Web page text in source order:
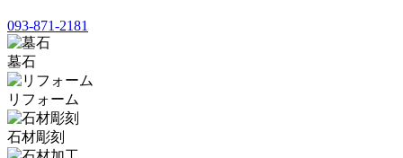
093-871-2181
墓石
リフォーム
石材彫刻